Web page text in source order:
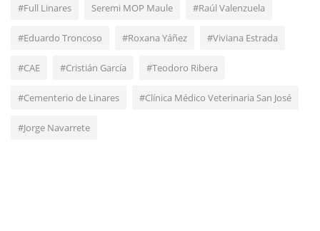
#Full Linares Seremi MOP Maule #Raúl Valenzuela
#Eduardo Troncoso #Roxana Yáñez #Viviana Estrada
#CAE #Cristián García #Teodoro Ribera
#Cementerio de Linares #Clínica Médico Veterinaria San José
#Jorge Navarrete